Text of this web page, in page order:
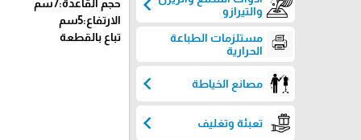
والتيرازو
مستلزمات الطباعة
الحرارية
مصانع الخياطة chevron_left
تعبئة وتغليف chevron_left
حجم القاعدة:7سم
الارتفاع:5سم
تباع بالقطعة